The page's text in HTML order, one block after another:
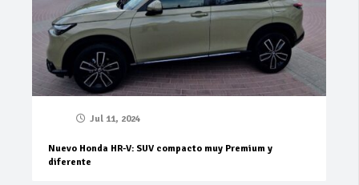
Jul 11, 2024
Nuevo Honda HR-V: SUV compacto muy Premium y
diferente